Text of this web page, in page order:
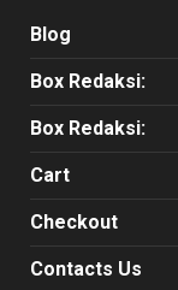
Blog
Box Redaksi:
Box Redaksi:
Cart
Checkout
Contacts Us